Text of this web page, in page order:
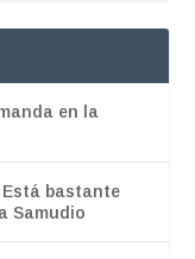
en la
Está bastante
Samudio